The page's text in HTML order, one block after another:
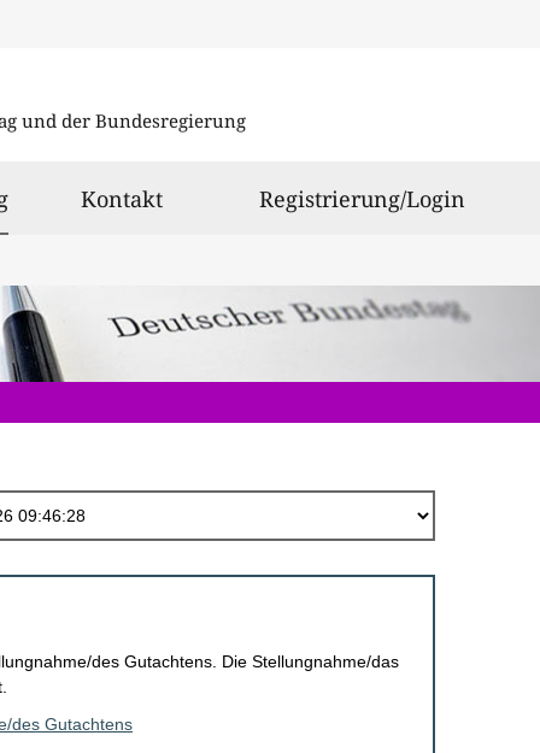
und der Bundesregierung
ausgewählt
Kontakt Registrierung/Login
des Gutachtens. Die Stellungnahme/das
des Gutachtens